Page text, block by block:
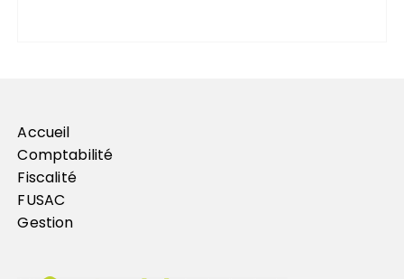
Accueil
Comptabilité
Fiscalité
FUSAC
Gestion